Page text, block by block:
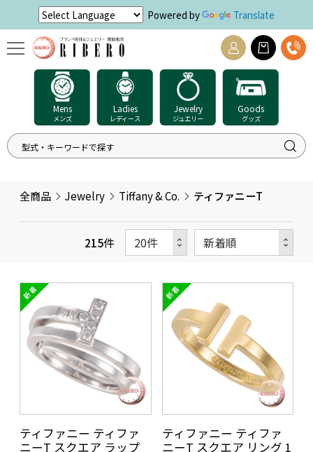
Powered by Translate
Mens
メンズ
Ladies
レディース
Jewelry
ジュエリー
Goods
グッズ
全商品 Jewelry Tiffany & Co. ティファニーT
215件
ティファニー ティファ
ニーT スクエア ラップ
ティファニー ティファ
ニーT スクエア リング 1